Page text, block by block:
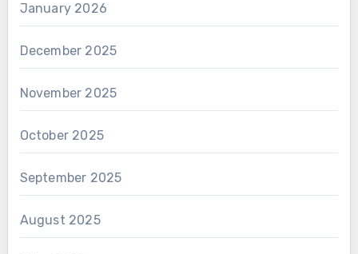
January 2026
December 2025
November 2025
October 2025
September 2025
August 2025